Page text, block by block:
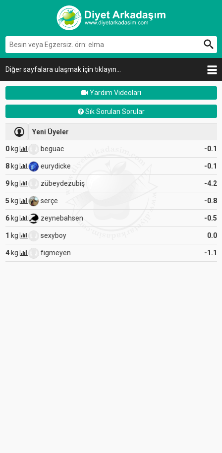
Diğer sayfalara ulaşmak için tıklayın...
Yardım Videoları
Sık Sorulan Sorular
Yeni Üyeler
beguac kg
eurydicke kg
zübeydezubiş kg
serçe kg
zeynebahsen kg
sexyboy kg
figmeyen kg